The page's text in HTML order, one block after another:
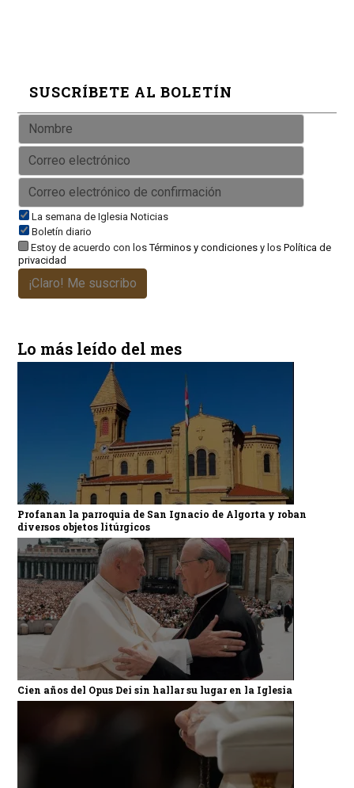
SUSCRÍBETE AL BOLETÍN
La semana de Iglesia Noticias
Boletín diario
Estoy de acuerdo con losTérminos y condicionesy los Política de
privacidad
¡Claro! Me suscribo
Lo más leído del mes
Profanan la parroquia de San Ignacio de Algorta y roban
diversos objetos litúrgicos
Cien años del Opus Dei sin hallar su lugar en la Iglesia